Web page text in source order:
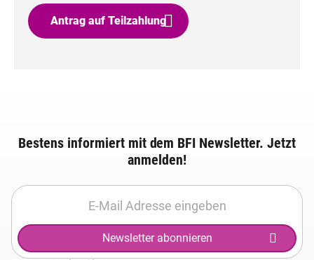
Antrag auf Teilzahlung
Bestens informiert mit dem BFI Newsletter. Jetzt
anmelden!
Newsletter abonnieren